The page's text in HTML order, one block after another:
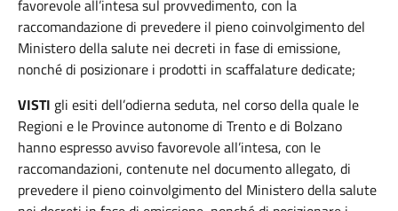
favorevole all’intesa sul provvedimento, con la
raccomandazione di prevedere il pieno coinvolgimento del
Ministero della salute nei decreti in fase di emissione,
nonché di posizionare i prodotti in scaffalature dedicate;
VISTI gli esiti dell’odierna seduta, nel corso della quale le
Regioni e le Province autonome di Trento e di Bolzano
hanno espresso avviso favorevole all’intesa, con le
raccomandazioni, contenute nel documento allegato, di
prevedere il pieno coinvolgimento del Ministero della salute